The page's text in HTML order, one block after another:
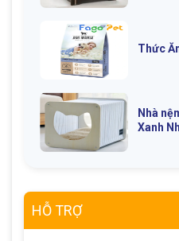
Thông
CHÍNH SÁCH
Chính sách mua hàng
Thức
Nhà
Xanh
HỖ TRỢ